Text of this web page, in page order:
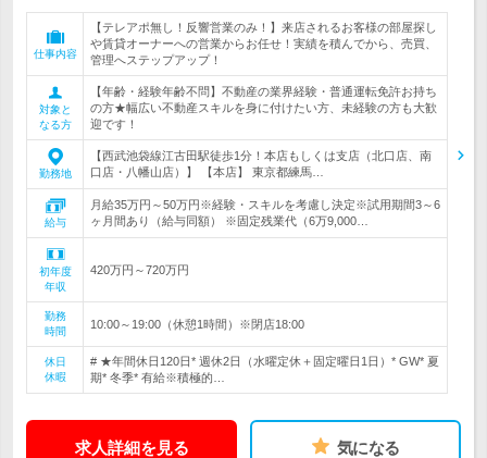
仕事内容
【テレアポ無し！反響営業のみ！】来店されるお客様の部屋探し
や賃貸オーナーへの営業からお任せ！実績を積んでから、売買、
管理へステップアップ！
対象と
なる方
【年齢・経験年齢不問】不動産の業界経験・普通運転免許お持ち
の方★幅広い不動産スキルを身に付けたい方、未経験の方も大歓
迎です！
勤務地
【西武池袋線江古田駅徒歩1分！本店もしくは支店（北口店、南
口店・八幡山店）】 【本店】 東京都練馬…
給与
月給35万円～50万円※経験・スキルを考慮し決定※試用期間3～6
ヶ月間あり（給与同額） ※固定残業代（6万9,000…
初年度
年収
420万円～720万円
勤務
時間
10:00～19:00（休憩1時間）※閉店18:00
休日
休暇
# ★年間休日120日* 週休2日（水曜定休＋固定曜日1日）* GW* 夏
期* 冬季* 有給※積極的…
求人詳細を見る 気になる